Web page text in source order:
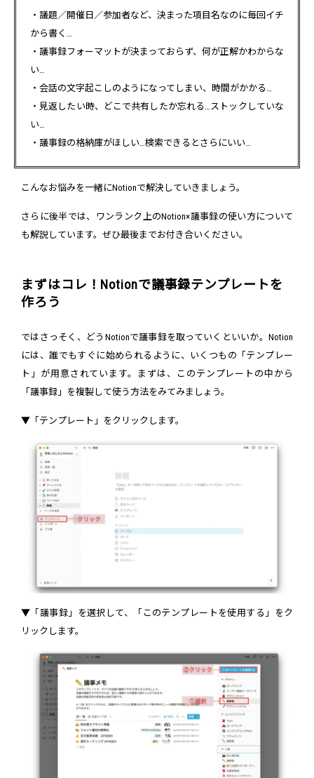
・議題／開催日／参加者など、決まった項目名なのに毎回イチ
から書く…
・議事録フォーマットが決まっておらず、何が正解かわからな
い…
・会話の文字起こしのようになってしまい、時間がかかる…
・見返したい時、どこで共有したか忘れる…ストックしていな
い…
・議事録の格納庫がほしい…検索できるとさらにいい…
こんなお悩みを一緒にNotionで解決していきましょう。
さらに後半では、ワンランク上のNotion×議事録の使い方について
も解説しています。ぜひ最後までお付き合いください。
まずはコレ！Notionで議事録テンプレートを
作ろう
ではさっそく、どうNotionで議事録を取っていくといいか。Notion
には、誰でもすぐに始められるように、いくつもの「テンプレー
ト」が用意されています。まずは、このテンプレートの中から
「議事録」を複製して使う方法をみてみましょう。
▼「テンプレート」をクリックします。
▼「議事録」を選択して、「このテンプレートを使用する」をク
リックします。